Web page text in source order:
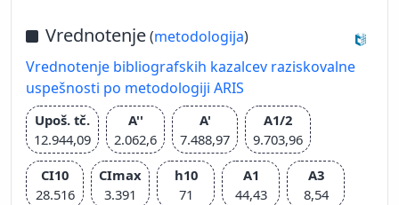
Vrednotenje(metodologija)
Vrednotenje bibliografskih kazalcev raziskovalne
uspešnosti po metodologiji ARIS
Upoš. tč.
12.944,09
A''
2.062,6
A'
7.488,97
A1/2
9.703,96
CI10
28.516
CImax
3.391
h10
71
A1
44,43
A3
8,54